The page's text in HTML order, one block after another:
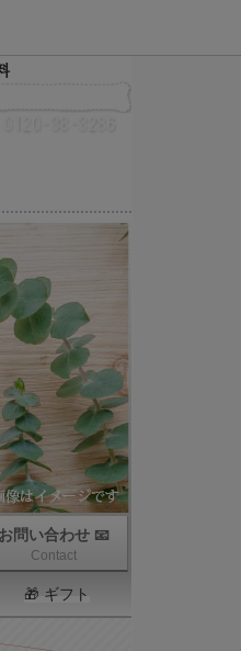
お問い合わせ 📧
Contact